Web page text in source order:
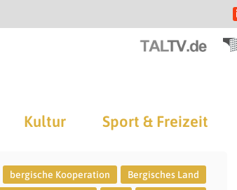
Kultur Sport & Freizeit
bergische Kooperation
Bergisches Land